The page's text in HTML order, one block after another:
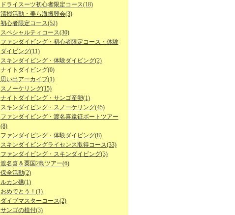
ドライスーツ初心者限定コース(18)
清掃活動・美ら海振興会(3)
初心者限定コース(52)
スペシャルティコース(30)
ファンダイビング・初心者限定コース・体験
ダイビング(11)
スキンダイビング・体験ダイビング(2)
ナイトダイビング(0)
思い出アーカイブ(1)
スノーケリング(15)
ナイトダイビング・サンゴ産卵(1)
スキンダイビング・スノーケリング(45)
ファンダイビング・渡名喜遠征ボートツアー
(8)
ファンダイビング・体験ダイビング(8)
スキンダイビングライセンス取得コース(33)
ファンダイビング・スキンダイビング(3)
渡名喜＆粟国2島ツアー(6)
保全活動(2)
ルカン礁(1)
おめでとう！(1)
ダイブマスターコース(2)
サンゴの植付(3)